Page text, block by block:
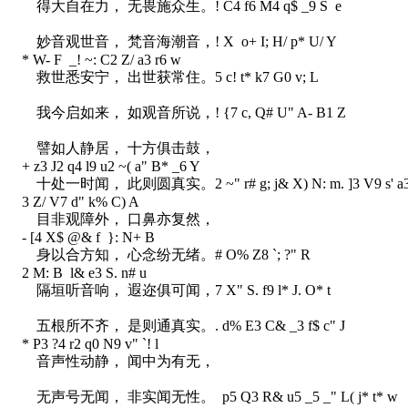
得大自在力， 无畏施众生。 ! C4 f6 M4 q$ _9 S e
妙音观世音， 梵音海潮音， ! X o+ I; H/ p* U/ Y
* W- F _! ~: C2 Z/ a3 r6 w
救世悉安宁， 出世获常住。 5 c! t* k7 G0 v; L
我今启如来， 如观音所说， ! {7 c, Q# U" A- B1 Z
譬如人静居， 十方俱击鼓，
+ z3 J2 q4 l9 u2 ~( a" B* _6 Y
十处一时闻， 此则圆真实。 2 ~" r# g; j& X) N: m. ]3 V9 s'
3 Z/ V7 d" k% C) A
目非观障外， 口鼻亦复然，
- [4 X$ @& f }: N+ B
身以合方知， 心念纷无绪。 # O% Z8 `; ?" R
2 M: B l& e3 S. n# u
隔垣听音响， 遐迩俱可闻， 7 X" S. f9 l* J. O* t
五根所不齐， 是则通真实。 . d% E3 C& _3 f$ c" J
* P3 ?4 r2 q0 N9 v" `! l
音声性动静， 闻中为有无，
无声号无闻， 非实闻无性。
p5 Q3 R& u5 _5 _" L( j* t* w